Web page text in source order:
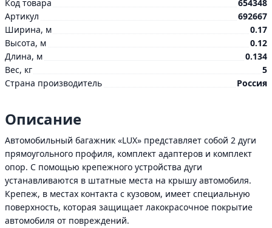
Код товара
654348
Артикул
692667
Ширина, м
0.17
Высота, м
0.12
Длина, м
0.134
Вес, кг
5
Страна производитель
Россия
Описание
Автомобильный багажник «LUX» представляет собой 2 дуги
прямоугольного профиля, комплект адаптеров и комплект
опор. С помощью крепежного устройства дуги
устанавливаются в штатные места на крышу автомобиля.
Крепеж, в местах контакта с кузовом, имеет специальную
поверхность, которая защищает лакокрасочное покрытие
автомобиля от повреждений.